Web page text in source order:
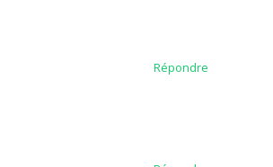
Répondre